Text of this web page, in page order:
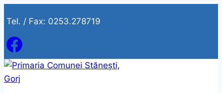
to
content
Tel. / Fax: 0253.278719